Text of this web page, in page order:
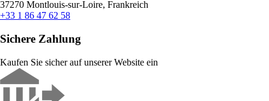
37270 Montlouis-sur-Loire, Frankreich
+33 1 86 47 62 58
Sichere Zahlung
Kaufen Sie sicher auf unserer Website ein